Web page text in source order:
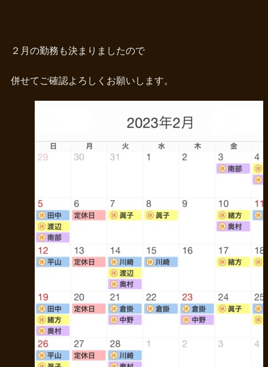
２月の勤務も決まりましたので
併せてご確認よろしくお願いします。